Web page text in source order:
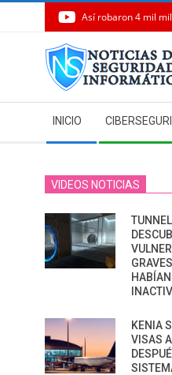
Así robaron 4 mil
Navigation
Menu
INICIO
VIDEOS NOTICIAS
KENIA
VISAS